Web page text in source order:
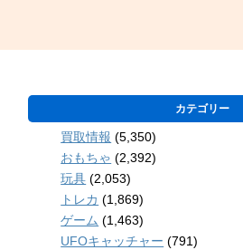
カテゴリー
買取情報 (5,350)
おもちゃ (2,392)
玩具 (2,053)
トレカ (1,869)
ゲーム (1,463)
UFOキャッチャー (791)